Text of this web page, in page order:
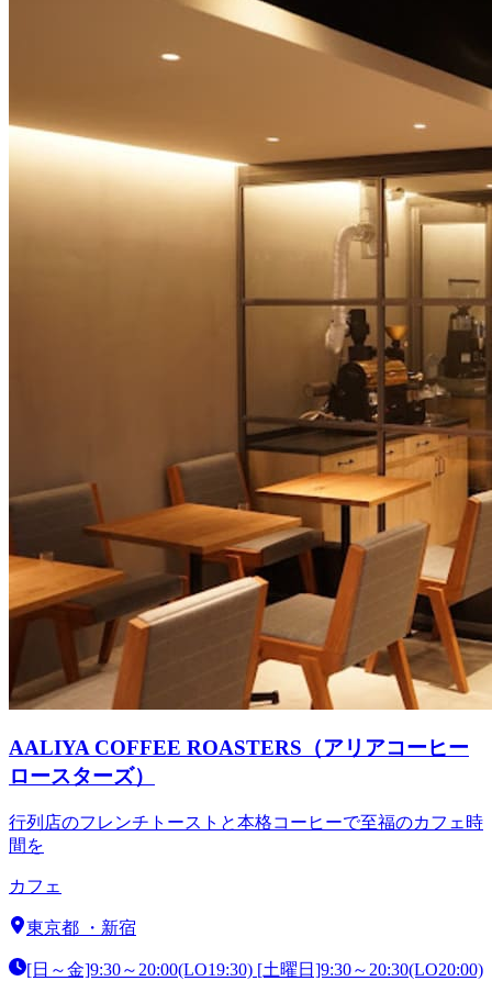
AALIYA COFFEE ROASTERS（アリアコーヒー
ロースターズ）
行列店のフレンチトーストと本格コーヒーで至福のカフェ時
間を
カフェ
東京都 ・ 新宿
[日～金]9:30～20:00(LO19:30) [土曜日]9:30～20:30(LO20:00)